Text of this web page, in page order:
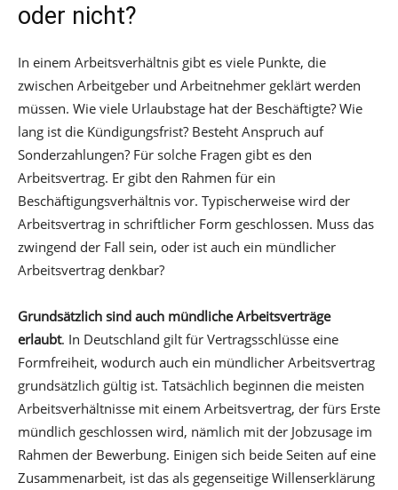
oder nicht?
In einem Arbeitsverhältnis gibt es viele Punkte, die
zwischen Arbeitgeber und Arbeitnehmer geklärt werden
müssen. Wie viele Urlaubstage hat der Beschäftigte? Wie
lang ist die Kündigungsfrist? Besteht Anspruch auf
Sonderzahlungen? Für solche Fragen gibt es den
Arbeitsvertrag. Er gibt den Rahmen für ein
Beschäftigungsverhältnis vor. Typischerweise wird der
Arbeitsvertrag in schriftlicher Form geschlossen. Muss das
zwingend der Fall sein, oder ist auch ein mündlicher
Arbeitsvertrag denkbar?
Grundsätzlich sind auch mündliche Arbeitsverträge
erlaubt. In Deutschland gilt für Vertragsschlüsse eine
Formfreiheit, wodurch auch ein mündlicher Arbeitsvertrag
grundsätzlich gültig ist. Tatsächlich beginnen die meisten
Arbeitsverhältnisse mit einem Arbeitsvertrag, der fürs Erste
mündlich geschlossen wird, nämlich mit der Jobzusage im
Rahmen der Bewerbung. Einigen sich beide Seiten auf eine
Zusammenarbeit, ist das als gegenseitige Willenserklärung